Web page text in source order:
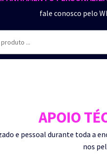
fale conosco pelo
APOIO
e pessoal durante toda a
nos